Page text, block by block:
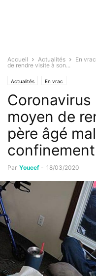
Accueil Actualités En vrac
de rendre visite à son...
Actualités En vrac
Coronavirus
moyen de
père âgé
confinement
Par Youcef - 18/03/2020